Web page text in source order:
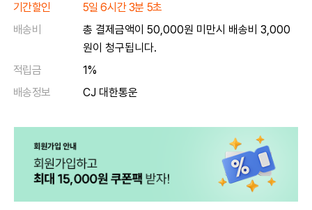
기간할인
5일 6시간 3분 5초
배송비
총 결제금액이 50,000원 미만시 배송비 3,000
원이 청구됩니다.
적립금
1%
배송정보
CJ 대한통운